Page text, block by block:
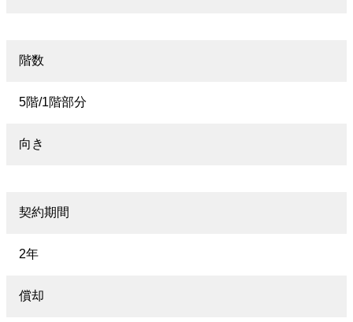
階数
5階/1階部分
向き
契約期間
2年
償却